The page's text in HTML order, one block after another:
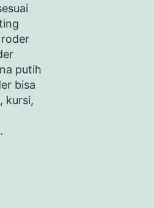
putih
bisa
kursi,